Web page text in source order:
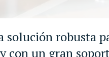
solución robusta
con un gran